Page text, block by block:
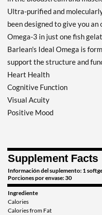
Ultra-purified and
been designed to give you
Omega-3 in just one fish
Barlean's Ideal Omega is
support the structure and
Heart Health
Cognitive Function
Visual Acuity
Positive Mood
Supplement Facts
Información del suplemento: 1
Porciones por envase: 30
Ingrediente
Calories
Calories from Fat